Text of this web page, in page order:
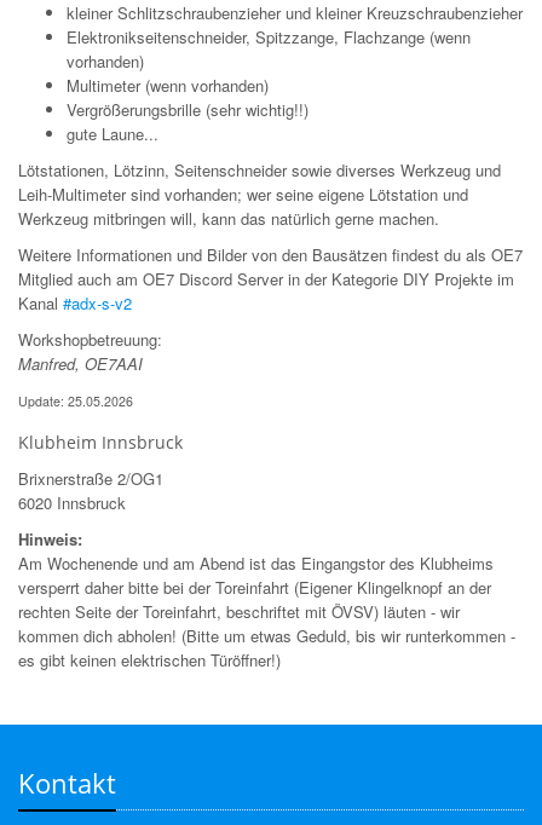
kleiner Schlitzschraubenzieher und kleiner Kreuzschraubenzieher
Elektronikseitenschneider, Spitzzange, Flachzange (wenn
vorhanden)
Multimeter (wenn vorhanden)
Vergrößerungsbrille (sehr wichtig!!)
gute Laune...
Lötstationen, Lötzinn, Seitenschneider sowie diverses Werkzeug und
Leih-Multimeter sind vorhanden; wer seine eigene Lötstation und
Werkzeug mitbringen will, kann das natürlich gerne machen.
Weitere Informationen und Bilder von den Bausätzen findest du als OE7
Mitglied auch am OE7 Discord Server in der Kategorie DIY Projekte im
Kanal #adx-s-v2
Workshopbetreuung:
Manfred, OE7AAI
Update: 25.05.2026
Klubheim Innsbruck
Brixnerstraße 2/OG1
6020 Innsbruck
Hinweis:
Am Wochenende und am Abend ist das Eingangstor des Klubheims
versperrt daher bitte bei der Toreinfahrt (Eigener Klingelknopf an der
rechten Seite der Toreinfahrt, beschriftet mit ÖVSV) läuten - wir
kommen dich abholen! (Bitte um etwas Geduld, bis wir runterkommen -
es gibt keinen elektrischen Türöffner!)
Kontakt